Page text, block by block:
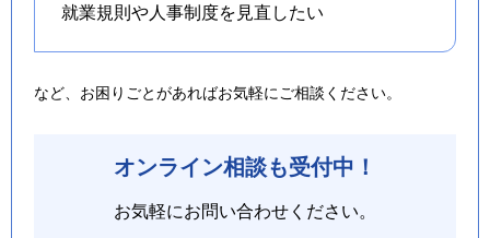
就業規則や人事制度を 見直したい
など、お困りごとがあればお気軽にご相談ください。
オンライン相談も受付中！
お気軽にお問い合わせください。